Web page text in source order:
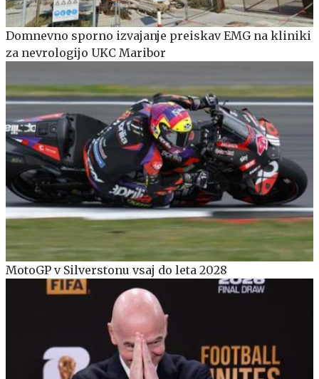
Domnevno sporno izvajanje preiskav EMG na kliniki
za nevrologijo UKC Maribor
MotoGP v Silverstonu vsaj do leta 2028